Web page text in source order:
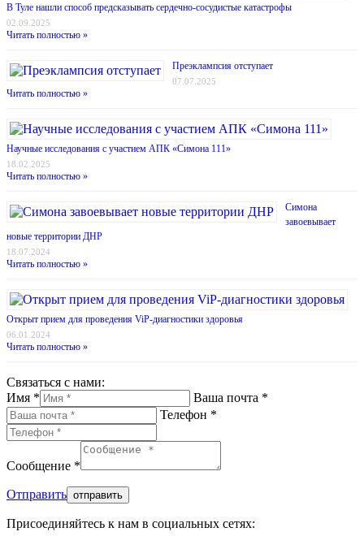
В Туле нашли способ предсказывать сердечно-сосудистые катастрофы
02.09.2025
Читать полностью »
Преэклампсия отступает
07.07.2025
Читать полностью »
Научные исследования с участием АПК «Симона 111»
18.02.2025
Читать полностью »
Симона
завоевывает
новые территории ДНР
18.07.2024
Читать полностью »
Открыт прием для проведения ViP-диагностики здоровья
06.01.2024
Читать полностью »
Связаться с нами:
Имя *
Ваша почта *
Телефон *
Сообщение *
Отправить
Присоединяйтесь к нам в социальных сетях: